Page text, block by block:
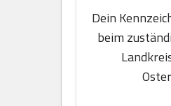
Dein
beim